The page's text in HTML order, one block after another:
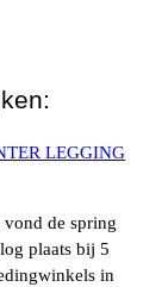
LEGGING
vond de spring
plaats bij 5
in